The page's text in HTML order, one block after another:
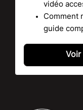
vidéo
Comment
guide